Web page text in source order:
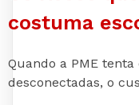
costuma
Quando a PME
desconectadas, o